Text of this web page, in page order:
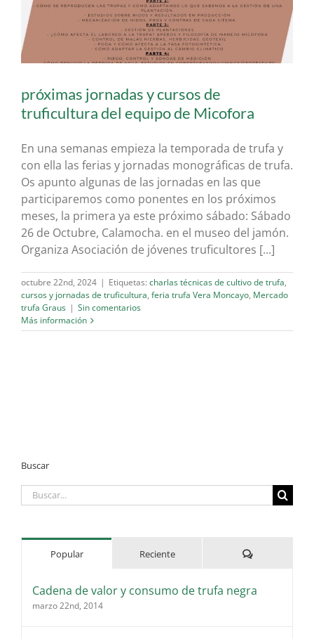
próximas jornadas y cursos de
truficultura del equipo de Micofora
En una semanas empieza la temporada de trufa y
con ella las ferias y jornadas monográficas de trufa.
Os apunto algunas de las jornadas en las que
participaremos como ponentes en los próximos
meses, la primera ya este próximo sábado: Sábado
26 de Octubre, Calamocha. en el museo del jamón.
Organiza Asociación de jóvenes truficultores [...]
octubre 22nd, 2024 | Etiquetas: charlas técnicas de cultivo de trufa,
cursos y jornadas de truficultura, feria trufa Vera Moncayo, Mercado
trufa Graus | Sin comentarios
Más información
Buscar
Buscar:
Popular Reciente Comentarios
Cadena de valor y consumo de trufa negra
marzo 22nd, 2014